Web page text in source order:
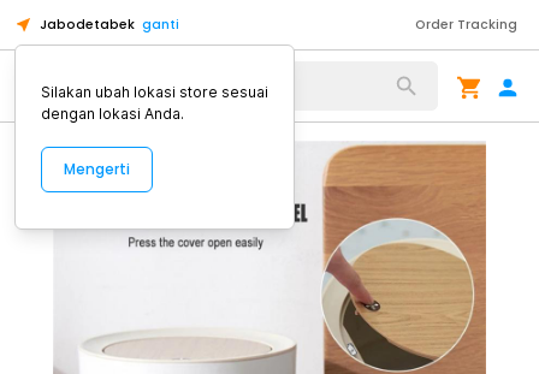
Jabodetabek ganti Order Tracking
Alat Kopi
Silakan ubah lokasi store sesuai
dengan lokasi Anda.
Mengerti